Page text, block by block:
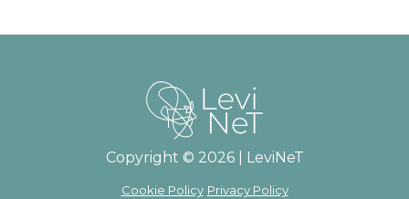
Copyright © 2026 | LeviNeT
Cookie Policy Privacy Policy